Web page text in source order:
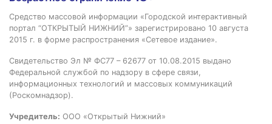
Средство массовой информации «Городской интерактивный
портал “ОТКРЫТЫЙ НИЖНИЙ”» зарегистрировано 10 августа
2015 г. в форме распространения «Сетевое издание».
Свидетельство Эл № ФС77 – 62677 от 10.08.2015 выдано
Федеральной службой по надзору в сфере связи,
информационных технологий и массовых коммуникаций
(Роскомнадзор).
Учредитель: ООО «Открытый Нижний»